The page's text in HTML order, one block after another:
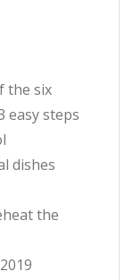
the six
easy steps
dishes
the